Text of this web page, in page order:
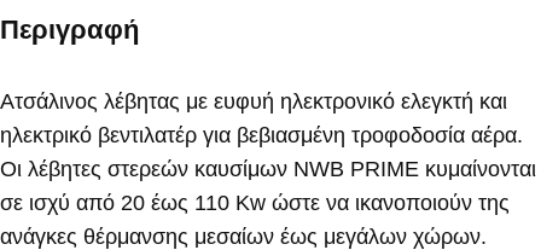
Περιγραφή
Ατσάλινος λέβητας με ευφυή ηλεκτρονικό ελεγκτή και
ηλεκτρικό βεντιλατέρ για βεβιασμένη τροφοδοσία αέρα.
Οι λέβητες στερεών καυσίμων NWB PRIME κυμαίνονται
σε ισχύ από 20 έως 110 Kw ώστε να ικανοποιούν της
ανάγκες θέρμανσης μεσαίων έως μεγάλων χώρων.